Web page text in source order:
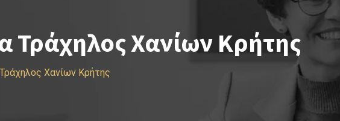
Τράχηλος Χανίων Κρήτης
Χανίων Κρήτης